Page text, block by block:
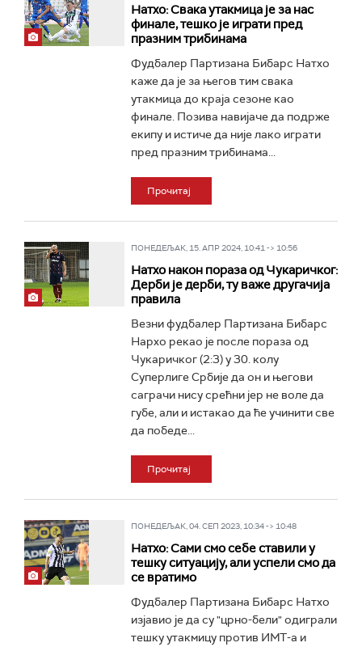
Натхо: Свака утакмица је за нас
финале, тешко је играти пред
празним трибинама
Фудбалер Партизана Бибарс Натхо
каже да је за његов тим свака
утакмица до краја сезоне као
финале. Позива навијаче да подрже
екипу и истиче да није лако играти
пред празним трибинама...
Прочитај
ПОНЕДЕЉАК, 15. АПР 2024, 10:41 -> 10:56
Натхо након пораза од Чукаричког:
Дерби је дерби, ту важе другачија
правила
Везни фудбалер Партизана Бибарс
Нархо рекао је после пораза од
Чукаричког (2:3) у 30. колу
Суперлиге Србије да он и његови
саграчи нису срећни јер не воле да
губе, али и истакао да ће учинити све
да победе...
Прочитај
ПОНЕДЕЉАК, 04. СЕП 2023, 10:34 -> 10:48
Натхо: Сами смо себе ставили у
тешку ситуацију, али успели смо да
се вратимо
Фудбалер Партизана Бибарс Натхо
изјавио је да су "црно-бели" одиграли
тешку утакмицу против ИМТ-а и